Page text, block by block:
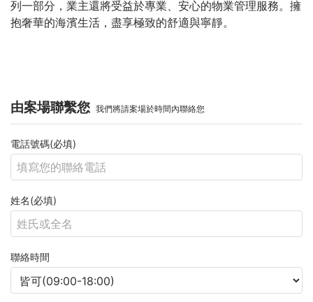
列一部分，業主還將受益於專業、安心的物業管理服務。擁
抱奢華的海濱生活，盡享極致的舒適與寧靜。
由案場聯繫您 我們將請案場於時間內聯絡您
電話號碼(必填)
姓名(必填)
聯絡時間